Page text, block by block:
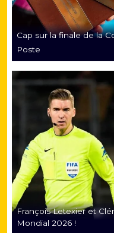
Cap sur la finale de la
Poste
François Letexier et
Mondial 2026 !